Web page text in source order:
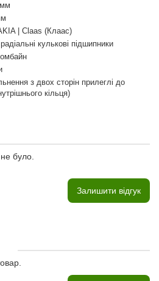
| Claas (Клаас)
кулькові підшипники
з двох сторін прилеглі до
кільця)
було.
Залишити відгук